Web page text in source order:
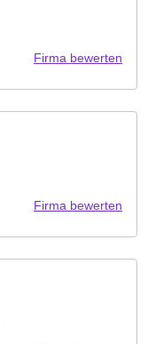
Firma bewerten
Firma bewerten